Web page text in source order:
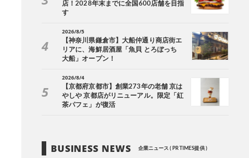
店！2028年末までに全国600店舗を目指
す
2026/8/5
【神奈川県鎌倉市】大船仲通り商店街エ
リアに、海鮮居酒屋「魚貝 とろぼっち
大船」オープン！
2026/8/4
【京都府京都市】創業273年の老舗 京は
やしや 京都店がリニューアル。限定「紅
茶パフェ」が復活
BUSINESS NEWS 企業ニュース ( PR TIMES提供 )